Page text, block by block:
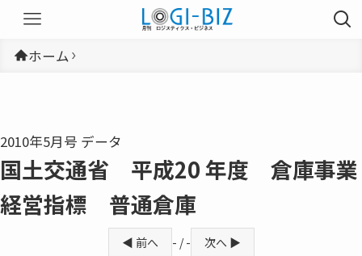
ホーム
2010年5月号 データ
国土交通省 平成20 年度 倉庫事業
経営指標 普通倉庫
◀ 前へ - / - 次へ ▶